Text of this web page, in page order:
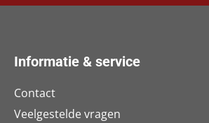
Informatie & service
Contact
Veelgestelde vragen